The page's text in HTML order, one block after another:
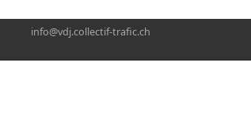
info@vdj.collectif-trafic.ch